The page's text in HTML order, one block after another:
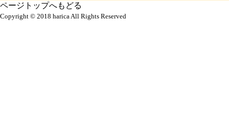
ページトップへもどる
Copyright © 2018 harica All Rights Reserved